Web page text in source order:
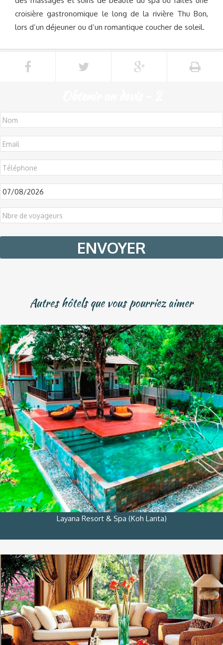
croisière gastronomique le long de la rivière Thu Bon,
lors d’un déjeuner ou d’un romantique coucher de soleil.
DD
slash
MM
Autres hôtels que vous pourriez aimer
Layana Resort & Spa (Koh Lanta)